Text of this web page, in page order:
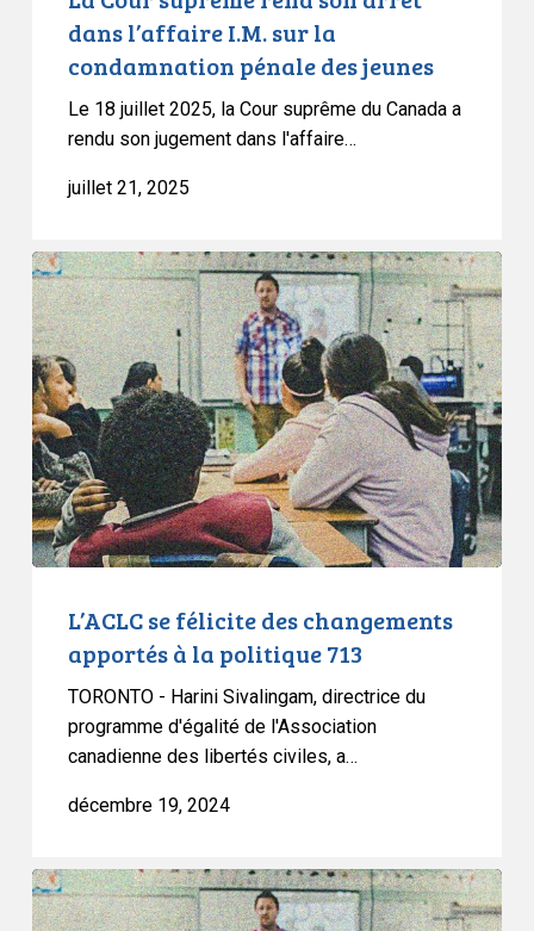
jeunes
dans l’affaire I.M. sur la
condamnation pénale des jeunes
Le 18 juillet 2025, la Cour suprême du Canada a
rendu son jugement dans l'affaire…
juillet 21, 2025
L’ACLC
se
félicite
des
changements
apportés
à
la
politique
713
L’ACLC se félicite des changements
apportés à la politique 713
TORONTO - Harini Sivalingam, directrice du
programme d'égalité de l'Association
canadienne des libertés civiles, a…
décembre 19, 2024
L’ACLC
condamne